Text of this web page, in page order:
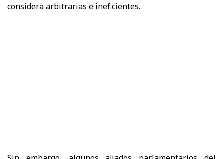
considera arbitrarias e ineficientes.